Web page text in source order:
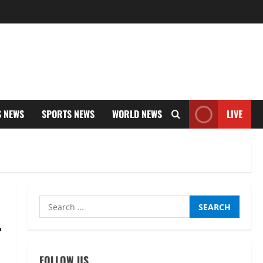
SPORTS NEWS WORLD NEWS LIVE
Search
for: